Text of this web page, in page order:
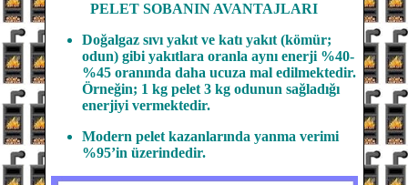
PELET SOBANIN AVANTAJLARI
Doğalgaz sıvı yakıt ve katı yakıt (kömür;
odun) gibi yakıtlara oranla aynı enerji %40-
%45 oranında daha ucuza mal edilmektedir.
Örneğin; 1 kg pelet 3 kg odunun sağladığı
enerjiyi vermektedir.
Modern pelet kazanlarında yanma verimi
%95’in üzerindedir.